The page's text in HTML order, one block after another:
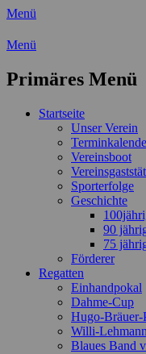
Menü
Freizeit mit der
Menü
Primäres Menü
Zum
Startseite
Unser Verein
Vereinsboot
Sporterfolge
Geschichte
90
75
Förderer
Regatten
Einhandpokal
Dahme-Cup
Hugo-Bräuer-
Willi-
Blaues Band